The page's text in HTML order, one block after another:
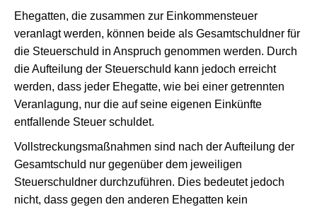
Ehegatten, die zusammen zur Einkommensteuer
veranlagt werden, können beide als Gesamtschuldner für
die Steuerschuld in Anspruch genommen werden. Durch
die Aufteilung der Steuerschuld kann jedoch erreicht
werden, dass jeder Ehegatte, wie bei einer getrennten
Veranlagung, nur die auf seine eigenen Einkünfte
entfallende Steuer schuldet.
Vollstreckungsmaßnahmen sind nach der Aufteilung der
Gesamtschuld nur gegenüber dem jeweiligen
Steuerschuldner durchzuführen. Dies bedeutet jedoch
nicht, dass gegen den anderen Ehegatten kein